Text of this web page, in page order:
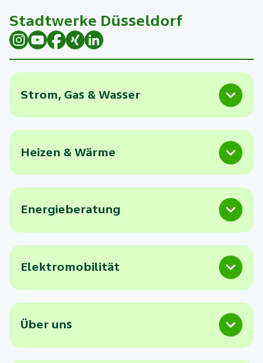
Stadtwerke Düsseldorf
Strom, Gas & Wasser
Heizen & Wärme
Energieberatung
Elektromobilität
Über uns